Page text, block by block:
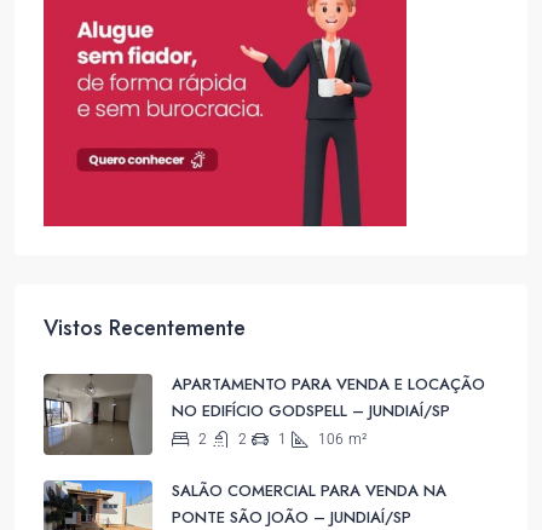
Vistos Recentemente
APARTAMENTO PARA VENDA E LOCAÇÃO
NO EDIFÍCIO GODSPELL – JUNDIAÍ/SP
2 2 1 106 m²
SALÃO COMERCIAL PARA VENDA NA
PONTE SÃO JOÃO – JUNDIAÍ/SP